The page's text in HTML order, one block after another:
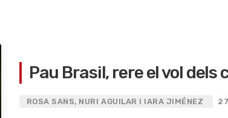
Pau Brasil, rere el vol
ROSA SANS, NURI AGUILAR I IARA JIMÉNEZ